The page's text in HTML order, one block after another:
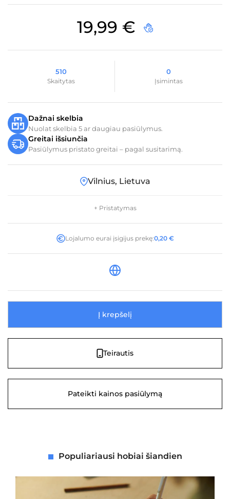
19,99 €
510
Skaitytas
0
Įsimintas
Dažnai skelbia
Nuolat skelbia 5 ar daugiau pasiūlymus.
Greitai išsiunčia
Pasiūlymus pristato greitai – pagal susitarimą.
Vilnius, Lietuva
+ Pristatymas
Lojalumo eurai įsigijus prekę:0,20 €
Į krepšelį
Teirautis
Pateikti kainos pasiūlymą
Populiariausi hobiai šiandien